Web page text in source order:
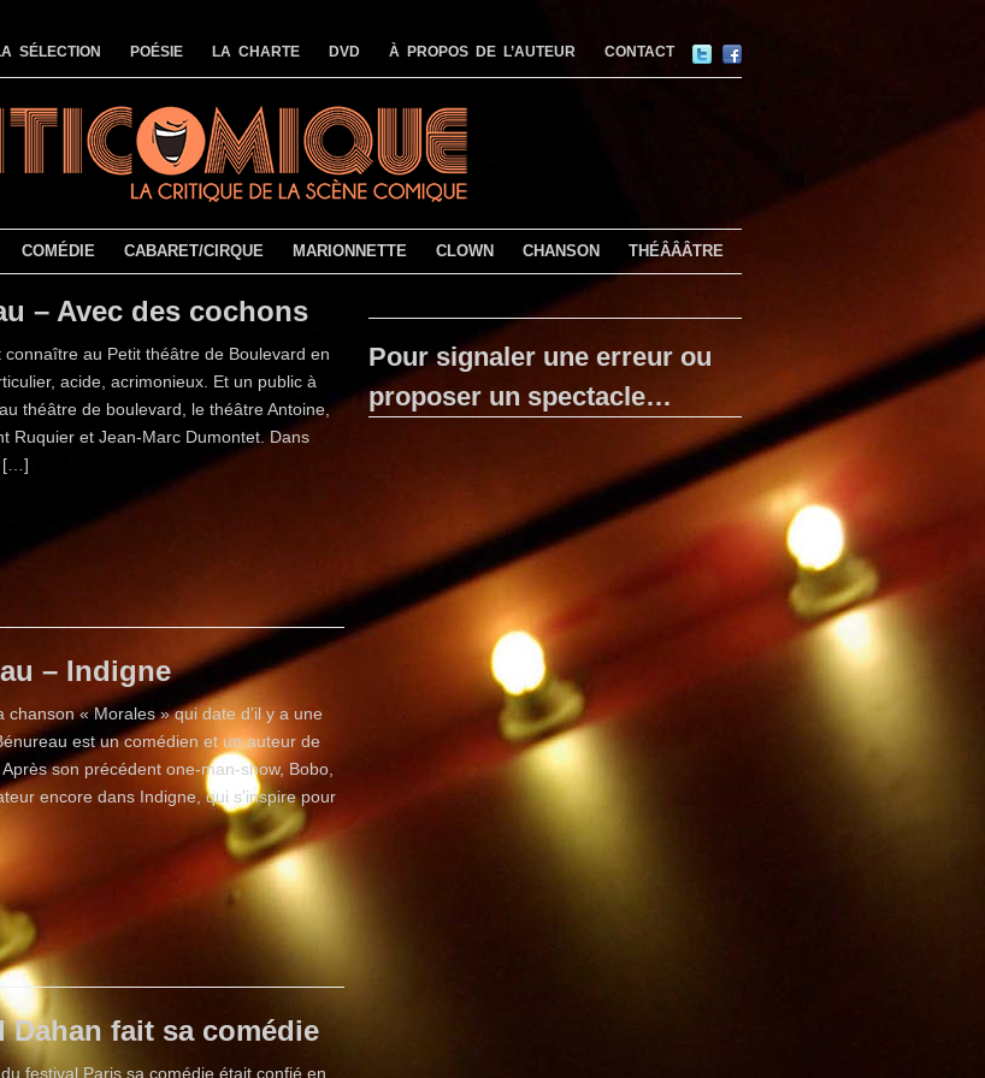
SÉLECTION POÉSIE LA CHARTE DVD À PROPOS DE L’AUTEUR CONTACT
COMÉDIE CABARET/CIRQUE MARIONNETTE CLOWN CHANSON THÉÂÂÂTRE
– Avec des cochons
connaître au Petit théâtre de Boulevard en
acide, acrimonieux. Et un public à
théâtre de boulevard, le théâtre Antoine,
Ruquier et Jean-Marc Dumontet. Dans
[…]
– Indigne
chanson « Morales » qui date d’il y a une
est un comédien et un auteur de
son précédent one-man-show, Bobo,
encore dans Indigne, qui s’inspire pour
Dahan fait sa comédie
festival Paris sa comédie était confié en
Pour signaler une erreur ou
proposer un spectacle…